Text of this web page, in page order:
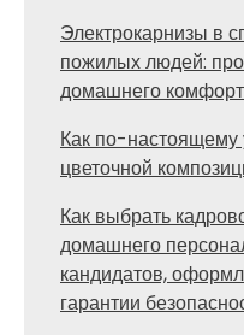
Электрокарнизы в
пожилых людей:
домашнего
Как по-настоящему
цветочной
Как выбрать
домашнего
кандидатов,
гарантии